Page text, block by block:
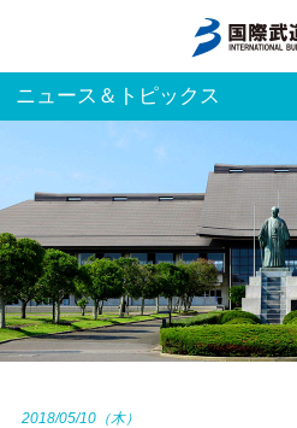
アクセス
ご利用者別
ホーム
大学案内
ニュース＆トピックス
2018/05/10（木）